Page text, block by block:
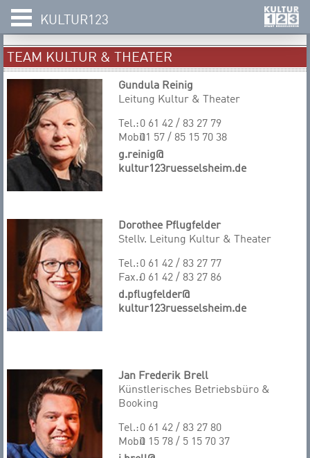
KULTUR123
TEAM KULTUR & THEATER
Gundula Reinig
Leitung Kultur & Theater
Tel.:0 61 42 / 83 27 79
Mobil01 57 / 85 15 70 38
g.reinig@
kultur123ruesselsheim.de
Dorothee Pflugfelder
Stellv. Leitung Kultur & Theater
Tel.:0 61 42 / 83 27 77
Fax.:0 61 42 / 83 27 86
d.pflugfelder@
kultur123ruesselsheim.de
Jan Frederik Brell
Künstlerisches Betriebsbüro &
Booking
Tel.:0 61 42 / 83 27 80
Mobil0 15 78 / 5 15 70 37